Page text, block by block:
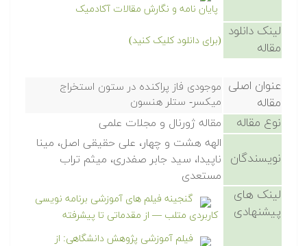
پایان نامه و نگارش مقالات آکادمیک
لینک دانلود
مقاله
(برای دانلود کلیک کنید)
عنوان اصلی
مقاله
موجودی فاز پراکنده در ستون استخراج
میکسر- ستلر هنسون
نوع مقاله مقاله ژورنال و مجلات علمی
نویسندگان
الهه هشت و چهار، علی حقیقی اصل، مینا
ناپیدا، سید جابر صفدری، میثم تراب
مستعدی
لینک های
پیشنهادی
گنجینه فیلم های آموزشی برنامه نویسی
کاربردی متلب — از مقدماتی تا پیشرفته
فیلم آموزشی پژوهش دانشگاهی: از